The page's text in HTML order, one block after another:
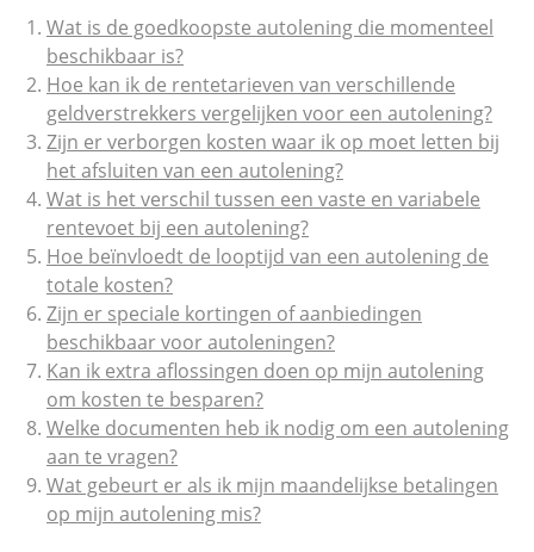
Wat is de goedkoopste autolening die momenteel
beschikbaar is?
Hoe kan ik de rentetarieven van verschillende
geldverstrekkers vergelijken voor een autolening?
Zijn er verborgen kosten waar ik op moet letten bij
het afsluiten van een autolening?
Wat is het verschil tussen een vaste en variabele
rentevoet bij een autolening?
Hoe beïnvloedt de looptijd van een autolening de
totale kosten?
Zijn er speciale kortingen of aanbiedingen
beschikbaar voor autoleningen?
Kan ik extra aflossingen doen op mijn autolening
om kosten te besparen?
Welke documenten heb ik nodig om een autolening
aan te vragen?
Wat gebeurt er als ik mijn maandelijkse betalingen
op mijn autolening mis?